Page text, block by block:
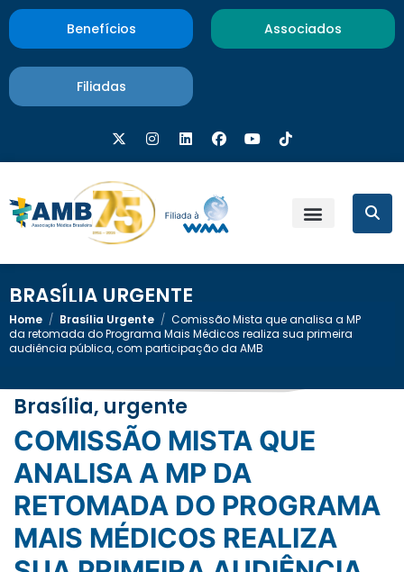
Benefícios Associados
Filiadas
BRASÍLIA URGENTE
Home / Brasília Urgente / Comissão Mista que analisa a MP
da retomada do Programa Mais Médicos realiza sua primeira
audiência pública, com participação da AMB
Brasília, urgente
COMISSÃO MISTA QUE
ANALISA A MP DA
RETOMADA DO PROGRAMA
MAIS MÉDICOS REALIZA